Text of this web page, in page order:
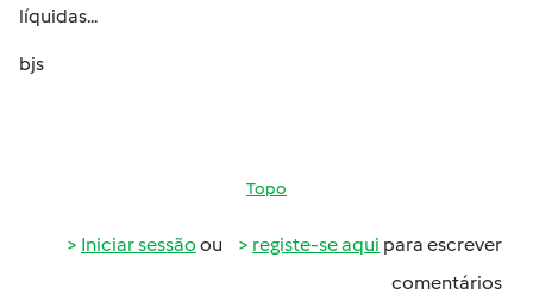
líquidas...
bjs
Topo
Iniciar sessão ou registe-se aqui para escrever
comentários